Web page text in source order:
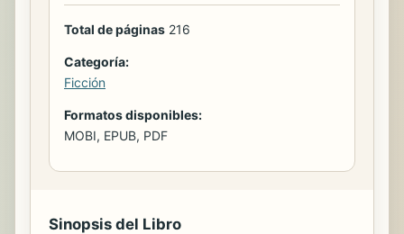
Total de páginas 216
Categoría:
Ficción
Formatos disponibles:
MOBI, EPUB, PDF
Sinopsis del Libro